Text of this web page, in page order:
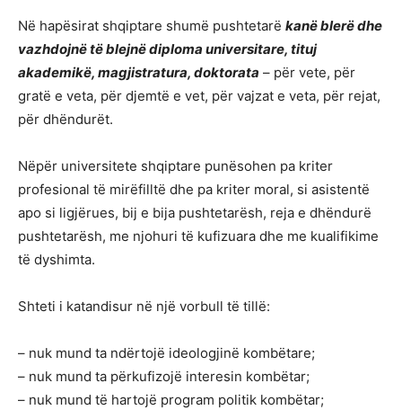
Në hapësirat shqiptare shumë pushtetarë kanë blerë dhe
vazhdojnë të blejnë diploma universitare, tituj
akademikë, magjistratura, doktorata – për vete, për
gratë e veta, për djemtë e vet, për vajzat e veta, për rejat,
për dhëndurët.
Nëpër universitete shqiptare punësohen pa kriter
profesional të mirëfilltë dhe pa kriter moral, si asistentë
apo si ligjërues, bij e bija pushtetarësh, reja e dhëndurë
pushtetarësh, me njohuri të kufizuara dhe me kualifikime
të dyshimta.
Shteti i katandisur në një vorbull të tillë:
– nuk mund ta ndërtojë ideologjinë kombëtare;
– nuk mund ta përkufizojë interesin kombëtar;
– nuk mund të hartojë program politik kombëtar;